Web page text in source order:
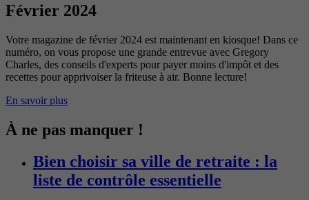
Février 2024
Votre magazine de février 2024 est maintenant en kiosque! Dans ce
numéro, on vous propose une grande entrevue avec Gregory
Charles, des conseils d'experts pour payer moins d'impôt et des
recettes pour apprivoiser la friteuse à air. Bonne lecture!
En savoir plus
À ne pas manquer !
Bien choisir sa ville de retraite : la
liste de contrôle essentielle